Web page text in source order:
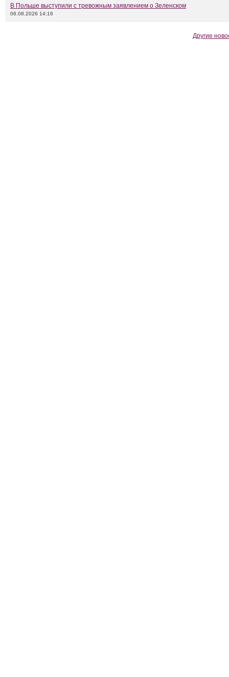
В Польше выступили с тревожным заявлением о Зеленском
06.08.2026 14:16
Другие